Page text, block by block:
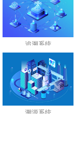
追溯系统
溯源系统